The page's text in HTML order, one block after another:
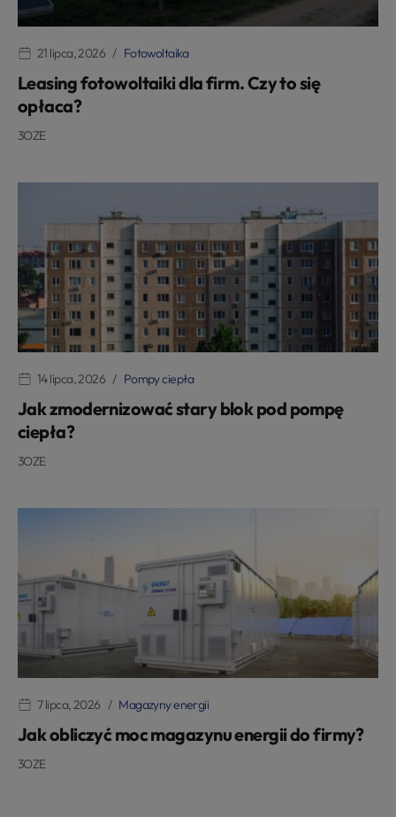
21 lipca, 2026 Fotowoltaika
Leasing fotowoltaiki dla firm. Czy to się
opłaca?
3OZE
14 lipca, 2026 Pompy ciepła
Jak zmodernizować stary blok pod pompę
ciepła?
3OZE
7 lipca, 2026 Magazyny energii
Jak obliczyć moc magazynu energii do firmy?
3OZE